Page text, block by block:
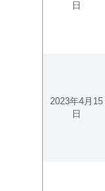
日
2023年4月15
日